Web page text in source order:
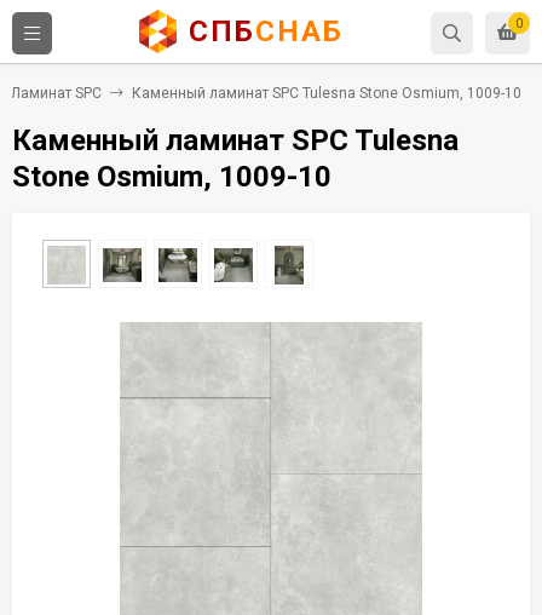
0
СПБСНАБ
Ламинат SPC Каменный ламинат SPC Tulesna Stone Osmium, 1009-10
Каменный ламинат SPC Tulesna
Stone Osmium, 1009-10